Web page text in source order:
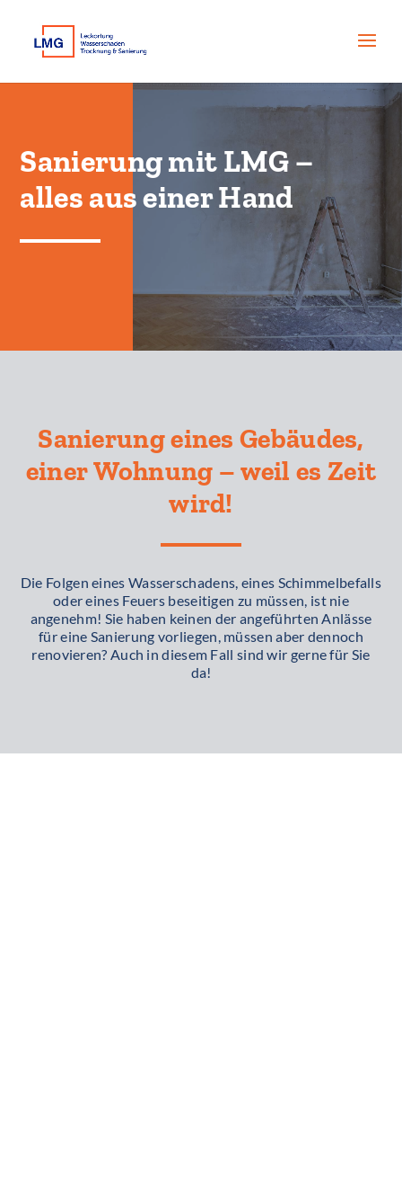
Sanierung mit LMG –
alles aus einer Hand
Sanierung eines Gebäudes,
einer Wohnung – weil es Zeit
wird!
Die Folgen eines Wasserschadens, eines Schimmelbefalls
oder eines Feuers beseitigen zu müssen, ist nie
angenehm! Sie haben keinen der angeführten Anlässe
für eine Sanierung vorliegen, müssen aber dennoch
renovieren? Auch in diesem Fall sind wir gerne für Sie
da!